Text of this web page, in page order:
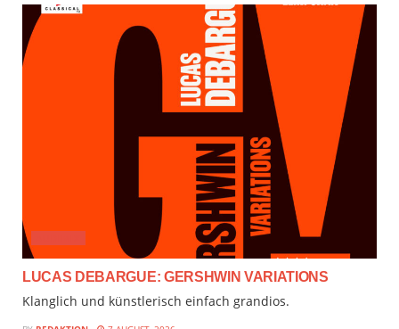
LUCAS DEBARGUE: GERSHWIN VARIATIONS
Klanglich und künstlerisch einfach grandios.